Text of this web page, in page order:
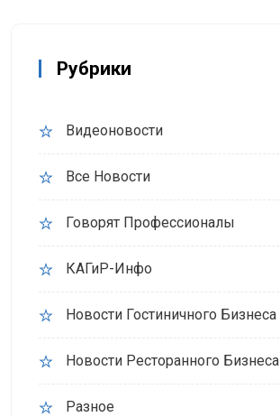
Рубрики
Видеоновости
Все Новости
Говорят Профессионалы
КАГиР-Инфо
Новости Гостиничного Бизнеса
Новости Ресторанного Бизнеса
Разное